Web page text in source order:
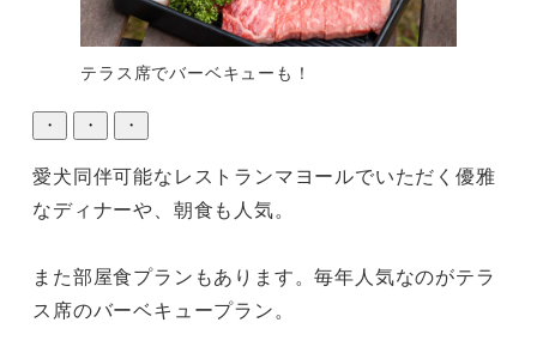
テラス席でバーベキューも！
・ ・ ・
愛犬同伴可能なレストランマヨールでいただく優雅
なディナーや、朝食も人気。
また部屋食プランもあります。毎年人気なのがテラ
ス席のバーベキュープラン。